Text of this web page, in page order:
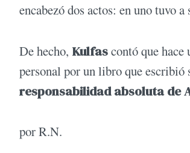
encabezó dos actos: en uno tuvo a
De hecho, Kulfascontó que hace
personal por un libro que
responsabilidad absoluta de
por R.N.